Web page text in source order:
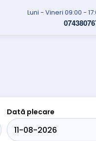
Luni - Vineri 09:00 -
Dată plecare